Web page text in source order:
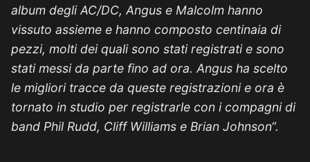
album degli AC/DC, Angus e Malcolm hanno
vissuto assieme e hanno composto centinaia di
pezzi, molti dei quali sono stati registrati e sono
stati messi da parte fino ad ora. Angus ha scelto
le migliori tracce da queste registrazioni e ora è
tornato in studio per registrarle con i compagni di
band Phil Rudd, Cliff Williams e Brian Johnson“.